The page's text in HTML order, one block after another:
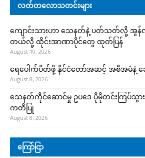
လတ်တလောသတင်းများ
ကျောင်းသားဟာ သေနတ်နဲ့ ပတ်သတ်လို့ အွန်
တယ်လို့ ထိုင်းအာဏာပိုင်တွေ ထုတ်ပြန်
August 10, 2026
ရေပေါက်ပိတ်ဖို့ နိုင်ငံတော်အဆင့် အစီအမံနဲ့
August 8, 2026
သေနတ်ကိုင်ဆောင်မှု ဥပဒေ ပိုမိုတင်းကြပ်သွာ
ကတိပြု
August 8, 2026
ကြော်ငြာ